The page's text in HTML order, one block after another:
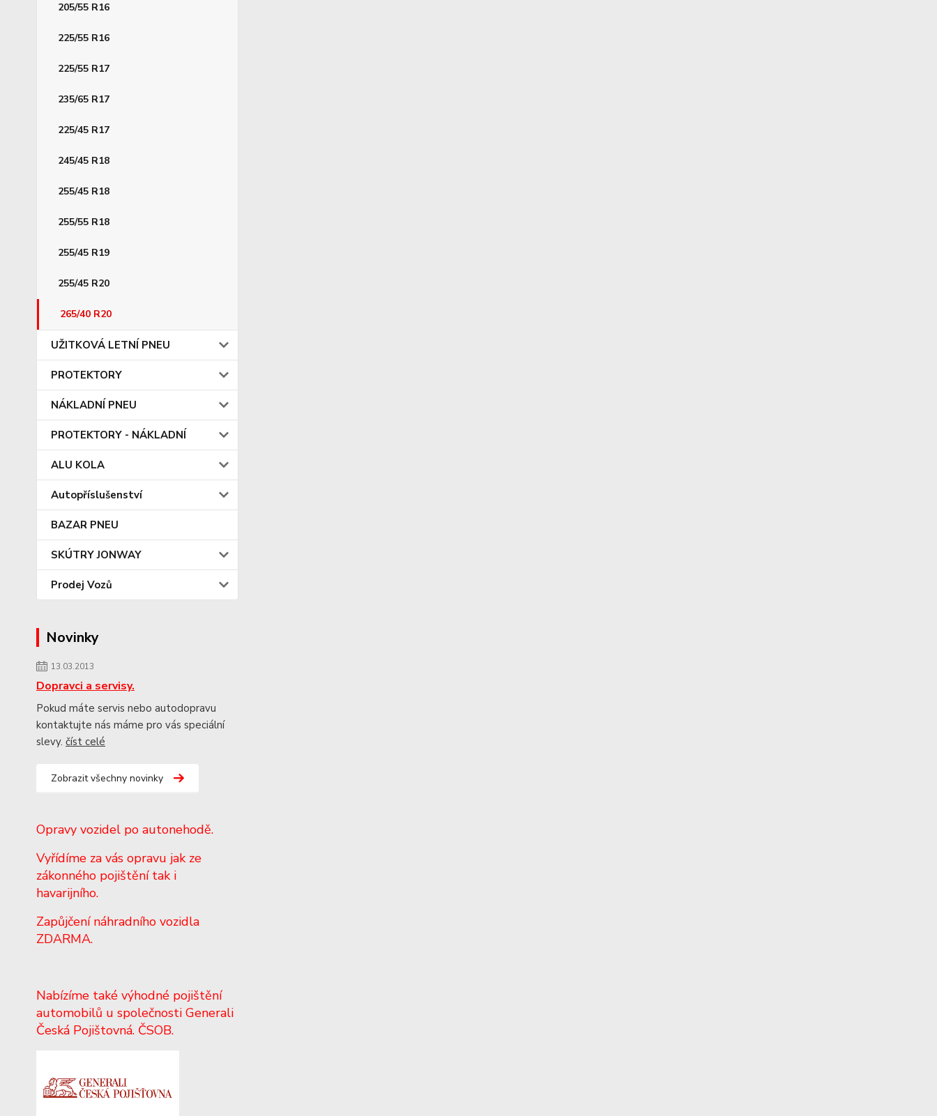
205/55 R16
225/55 R16
225/55 R17
235/65 R17
225/45 R17
245/45 R18
255/45 R18
255/55 R18
255/45 R19
255/45 R20
265/40 R20
UŽITKOVÁ LETNÍ PNEU
PROTEKTORY
NÁKLADNÍ PNEU
PROTEKTORY - NÁKLADNÍ
ALU KOLA
Autopříslušenství
BAZAR PNEU
SKÚTRY JONWAY
Prodej Vozů
Novinky
13.03.2013
Dopravci a servisy.
Pokud máte servis nebo autodopravu
kontaktujte nás máme pro vás speciální
slevy. číst celé
Zobrazit všechny novinky
Opravy vozidel po autonehodě.
Vyřídíme za vás opravu jak ze
zákonného pojištění tak i
havarijního.
Zapůjčení náhradního vozidla
ZDARMA.
Nabízíme také výhodné pojištění
automobilů u společnosti Generali
Česká Pojištovná. ČSOB.